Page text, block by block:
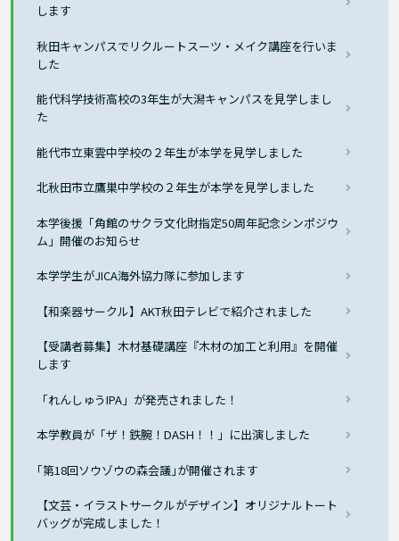
します
秋田キャンパスでリクルートスーツ・メイク講座を行いま
した
能代科学技術高校の3年生が大潟キャンパスを見学しまし
た
能代市立東雲中学校の２年生が本学を見学しました
北秋田市立鷹巣中学校の２年生が本学を見学しました
本学後援「角館のサクラ文化財指定50周年記念シンポジウ
ム」開催のお知らせ
本学学生がJICA海外協力隊に参加します
【和楽器サークル】AKT秋田テレビで紹介されました
【受講者募集】木材基礎講座『木材の加工と利用』を開催
します
「れんしゅうIPA」が発売されました！
本学教員が「ザ！鉄腕！DASH！！」に出演しました
｢第18回ソウゾウの森会議｣が開催されます
【文芸・イラストサークルがデザイン】オリジナルトート
バッグが完成しました！